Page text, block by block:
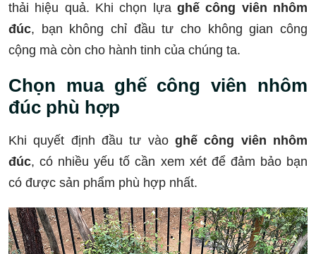
thải hiệu quả. Khi chọn lựa ghế công viên nhôm
đúc, bạn không chỉ đầu tư cho không gian công
cộng mà còn cho hành tinh của chúng ta.
Chọn mua ghế công viên nhôm
đúc phù hợp
Khi quyết định đầu tư vào ghế công viên nhôm
đúc, có nhiều yếu tố cần xem xét để đảm bảo bạn
có được sản phẩm phù hợp nhất.